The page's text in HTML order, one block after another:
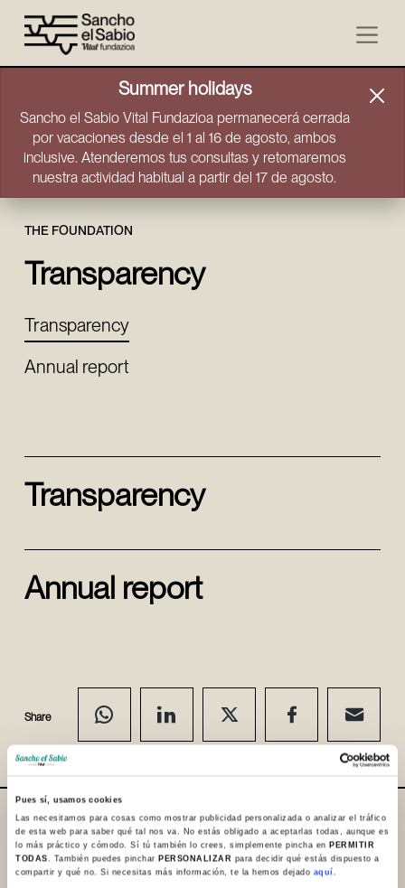
Pues sí, usamos cookies
Las necesitamos para cosas como mostrar publicidad personalizada o analizar el tráfico
de esta web para saber qué tal nos va. No estás obligado a aceptarlas todas, aunque es
lo más práctico y cómodo. Sí tú también lo crees, simplemente pincha enPERMITIR
TODAS . También puedes pincharPERSONALIZAR para decidir qué estás dispuesto a
compartir y qué no. Si necesitas más información, te la hemos dejado aquí.
Summer holidays
Sancho el Sabio Vital Fundazioa permanecerá cerrada
por vacaciones desde el 1 al 16 de agosto, ambos
inclusive. Atenderemos tus consultas y retomaremos
nuestra actividad habitual a partir del 17 de agosto.
THE FOUNDATION
Transparency
Transparency
Annual report
Transparency
Annual report
Share
Where are we/ Contact
+34 945 253932